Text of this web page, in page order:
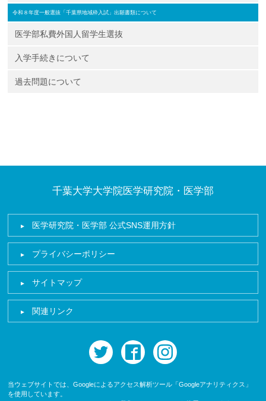
令和８年度一般選抜「千葉県地域枠入試」出願書類について
医学部私費外国人留学生選抜
入学手続きについて
過去問題について
千葉大学大学院医学研究院・医学部
医学研究院・医学部 公式SNS運用方針
プライバシーポリシー
サイトマップ
関連リンク
twitter facebook
当ウェブサイトでは、Googleによるアクセス解析ツール「Googleアナリティクス」
を使用しています。